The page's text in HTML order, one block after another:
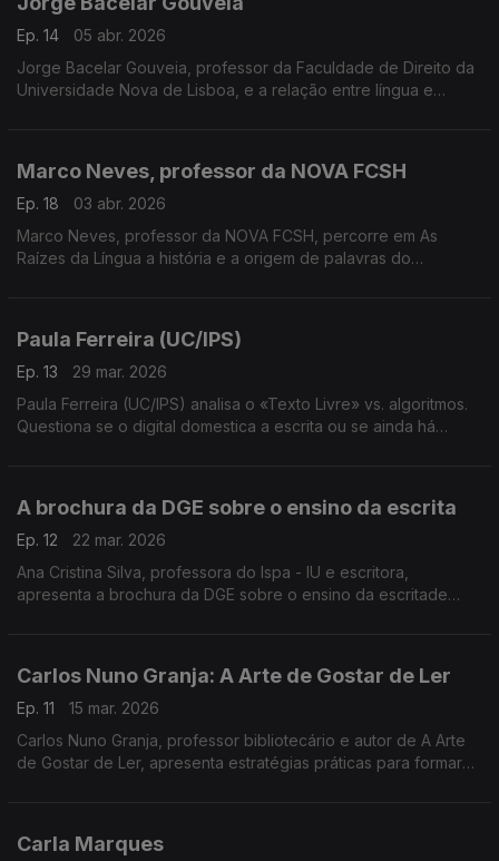
Ep. 14
05 abr. 2026
Jorge Bacelar Gouveia, professor da Faculdade de Direito da
Universidade Nova de Lisboa, e a relação entre língua e
Marco Neves, professor da NOVA FCSH
Ep. 18
03 abr. 2026
Marco Neves, professor da NOVA FCSH, percorre em As
Raízes da Língua a história e a origem de palavras do
Paula Ferreira (UC/IPS)
Ep. 13
29 mar. 2026
Paula Ferreira (UC/IPS) analisa o «Texto Livre» vs. algoritmos.
Questiona se o digital domestica a escrita ou se ainda há
A brochura da DGE sobre o ensino da escrita
Ep. 12
22 mar. 2026
Ana Cristina Silva, professora do Ispa - IU e escritora,
apresenta a brochura da DGE sobre o ensino da escritade
Carlos Nuno Granja: A Arte de Gostar de Ler
Ep. 11
15 mar. 2026
Carlos Nuno Granja, professor bibliotecário e autor de A Arte
de Gostar de Ler, apresenta estratégias práticas para formar
Carla Marques